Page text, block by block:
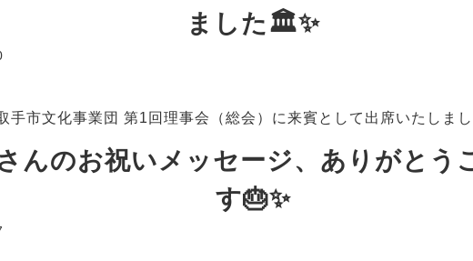
ました🏛️✨
手市文化事業団 第1回理事会（総会）に来賓として出席いたしま
んのお祝いメッセージ、ありがとう
す🎂✨